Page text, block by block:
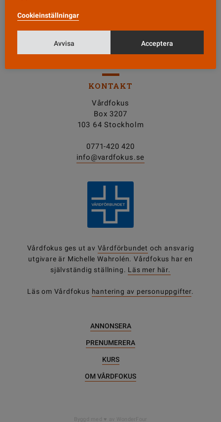
KONTAKT
Vårdfokus
Box 3207
103 64 Stockholm
0771-420 420
info@vardfokus.se
Vårdfokus ges ut av Vårdförbundet och ansvarig
utgivare är Michelle Wahrolén. Vårdfokus har en
självständig ställning. Läs mer här.
Läs om Vårdfokus hantering av personuppgifter.
ANNONSERA
PRENUMERERA
KURS
OM VÅRDFOKUS
Byggd med av WonderFour
Cookieinställningar
Avvisa Acceptera